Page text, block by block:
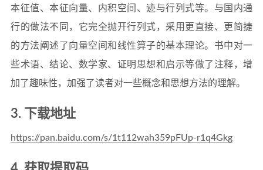
本征值、本征向量、内积空间、迹与行列式等。与国内通
行的做法不同，它完全抛开行列式，采用更直接、更简捷
的方法阐述了向量空间和线性算子的基本理论。书中对一
些术语、结论、数学家、证明思想和启示等做了注释，增
加了趣味性，加强了读者对一些概念和思想方法的理解。
3. 下载地址
https://pan.baidu.com/s/1t112wah359pFUp-r1q4Gkg